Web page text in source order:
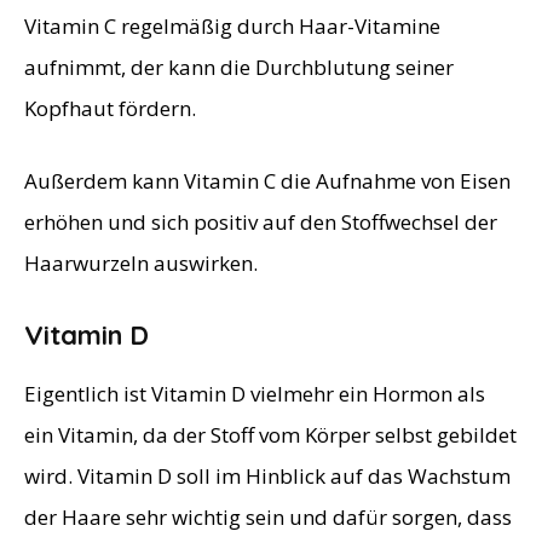
Vitamin C regelmäßig durch Haar-Vitamine
aufnimmt, der kann die Durchblutung seiner
Kopfhaut fördern.
Außerdem kann Vitamin C die Aufnahme von Eisen
erhöhen und sich positiv auf den Stoffwechsel der
Haarwurzeln auswirken.
Vitamin D
Eigentlich ist Vitamin D vielmehr ein Hormon als
ein Vitamin, da der Stoff vom Körper selbst gebildet
wird. Vitamin D soll im Hinblick auf das Wachstum
der Haare sehr wichtig sein und dafür sorgen, dass